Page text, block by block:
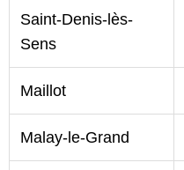
Saint-Denis-lès-
Sens
Maillot
Malay-le-Grand